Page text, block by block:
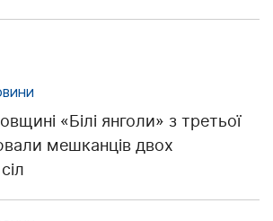
«Білі янголи» з третьої
мешканців двох